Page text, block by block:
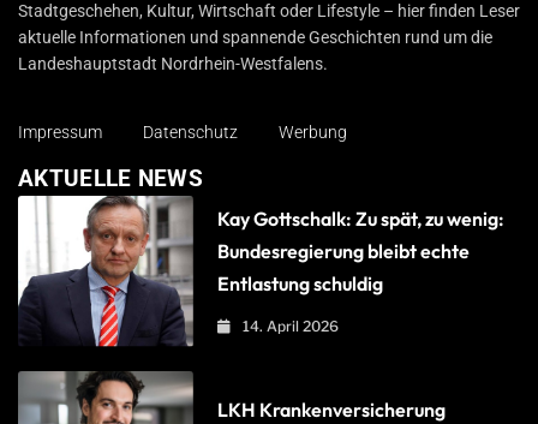
Stadtgeschehen, Kultur, Wirtschaft oder Lifestyle – hier finden Leser
aktuelle Informationen und spannende Geschichten rund um die
Landeshauptstadt Nordrhein-Westfalens.
Impressum Datenschutz Werbung
AKTUELLE NEWS
Kay Gottschalk: Zu spät, zu wenig:
Bundesregierung bleibt echte
Entlastung schuldig
14. April 2026
LKH Krankenversicherung